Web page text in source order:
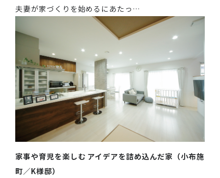
夫妻が家づくりを始めるにあたっ…
家事や育児を楽しむ アイデアを詰め込んだ家（小布施
町／K様邸）